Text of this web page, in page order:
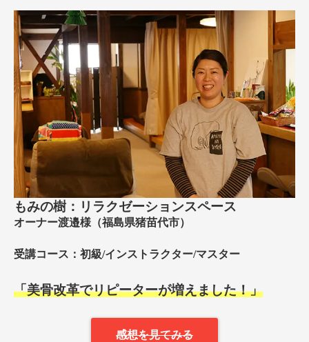
もみの樹：リラクゼーションスペース
オーナー渡邉様（福島県猪苗代市）
受講コース：初級/インストラクター/マスター
「美骨改革でリピーターが増えました！」
感想を見てみる